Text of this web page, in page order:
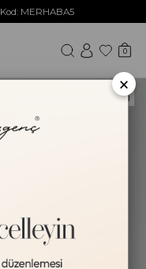
Kod: MERHABA5
0
HAKİKİ DERİ
×